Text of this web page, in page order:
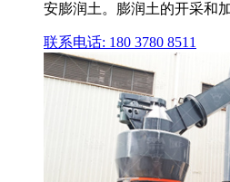
安膨润土。膨润土的开采和
联系电话: 180 3780 8511